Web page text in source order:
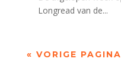
Longread van de...
« VORIGE PAGINA